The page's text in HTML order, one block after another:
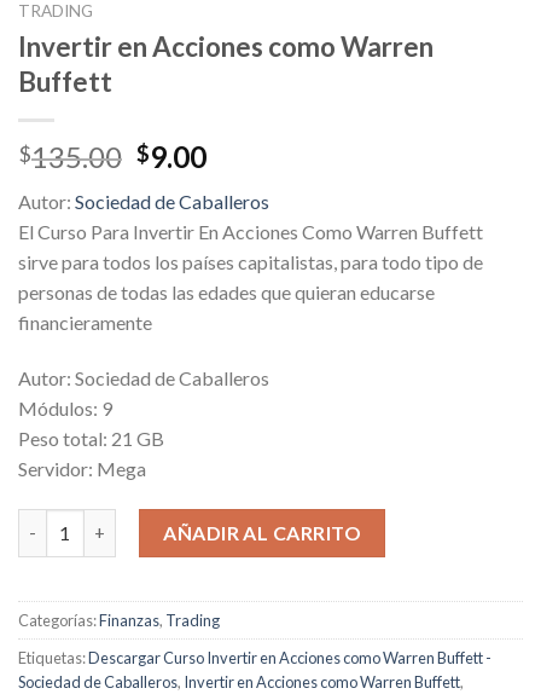
TRADING
Invertir en Acciones como Warren
Buffett
$135.00 Original
was:
$135.00.
$9.00Current
is:
$9.00.
Autor: Sociedad de Caballeros
El Curso Para Invertir En Acciones Como Warren Buffett
sirve para todos los países capitalistas, para todo tipo de
personas de todas las edades que quieran educarse
financieramente
Autor: Sociedad de Caballeros
Módulos: 9
Peso total: 21 GB
Servidor: Mega
Invertir en Acciones como Warren Buffett cantidad
AÑADIR AL CARRITO
Categorías:Finanzas, Trading
Etiquetas:Descargar Curso Invertir en Acciones como Warren Buffett -
Sociedad de Caballeros, Invertir en Acciones como Warren Buffett,